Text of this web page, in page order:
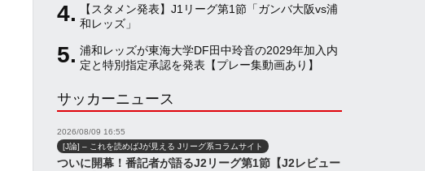
【スタメン発表】J1リーグ第1節「ガンバ大阪vs浦
和レッズ」
浦和レッズが東海大学DF田中玲音の2029年加入内
定と特別指定承認を発表【プレー集動画あり】
サッカーニュース
2026/08/09 16:55
[J論] – これを読めばJが見える Jリーグ系コラムサイト
ついに開幕！番記者が語るJ2リーグ第1節【J2レビュー